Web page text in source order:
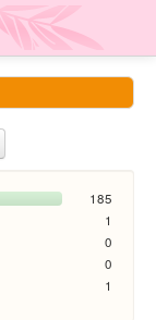
185
1
0
0
1